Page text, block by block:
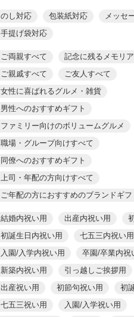
のし対応 包装紙対応
メッセ
手提げ袋対応
ご両親すべて
記念に残るメモリ
ご親戚すべて
ご友人すべて
女性に喜ばれるグルメ・雑貨
男性へのおすすめギフト
ファミリー向けのボリュームグルメ
職場・グループ向けすべて
同僚へのおすすめギフト
上司・年配の方向けすべて
ご年配の方におすすめのブランドギフ
結婚内祝い用 出産内祝い用
初誕生日内祝い用
七五三内祝い用
入園/入学内祝い用
卒園/卒業内祝
新築内祝い用
引っ越しご挨拶用
出産祝い用
初節句祝い用
初
七五三祝い用
入園/入学祝い用